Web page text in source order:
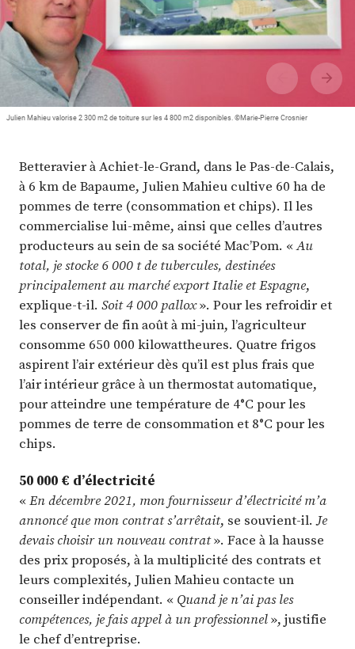
Julien Mahieu valorise 2 300 m2 de toiture sur les 4 800 m2 disponibles. ©Marie-Pierre Crosnier
Betteravier à Achiet-le-Grand, dans le Pas-de-Calais,
à 6 km de Bapaume, Julien Mahieu cultive 60 ha de
pommes de terre (consommation et chips). Il les
commercialise lui-même, ainsi que celles d’autres
producteurs au sein de sa société Mac’Pom. «Au
total, je stocke 6 000 t de tubercules, destinées
principalement au marché export Italie et Espagne,
explique-t-il. Soit 4 000 pallox». Pour les refroidir et
les conserver de fin août à mi-juin, l’agriculteur
consomme 650 000 kilowattheures. Quatre frigos
aspirent l’air extérieur dès qu’il est plus frais que
l’air intérieur grâce à un thermostat automatique,
pour atteindre une température de 4°C pour les
pommes de terre de consommation et 8°C pour les
chips.
50 000 € d’électricité
«En décembre 2021, mon fournisseur d’électricité m’a
annoncé que mon contrat s’arrêtait, se souvient-il.Je
devais choisir un nouveau contrat». Face à la hausse
des prix proposés, à la multiplicité des contrats et
leurs complexités, Julien Mahieu contacte un
conseiller indépendant. « Quand je n’ai pas les
compétences, je fais appel à un professionnel», justifie
le chef d’entreprise.